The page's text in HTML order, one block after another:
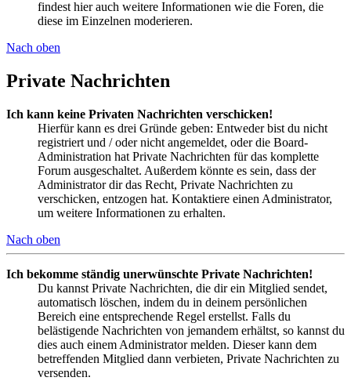
findest hier auch weitere Informationen wie die Foren, die
diese im Einzelnen moderieren.
Nach oben
Private Nachrichten
Ich kann keine Privaten Nachrichten verschicken!
Hierfür kann es drei Gründe geben: Entweder bist du nicht
registriert und / oder nicht angemeldet, oder die Board-
Administration hat Private Nachrichten für das komplette
Forum ausgeschaltet. Außerdem könnte es sein, dass der
Administrator dir das Recht, Private Nachrichten zu
verschicken, entzogen hat. Kontaktiere einen Administrator,
um weitere Informationen zu erhalten.
Nach oben
Ich bekomme ständig unerwünschte Private Nachrichten!
Du kannst Private Nachrichten, die dir ein Mitglied sendet,
automatisch löschen, indem du in deinem persönlichen
Bereich eine entsprechende Regel erstellst. Falls du
belästigende Nachrichten von jemandem erhältst, so kannst du
dies auch einem Administrator melden. Dieser kann dem
betreffenden Mitglied dann verbieten, Private Nachrichten zu
versenden.